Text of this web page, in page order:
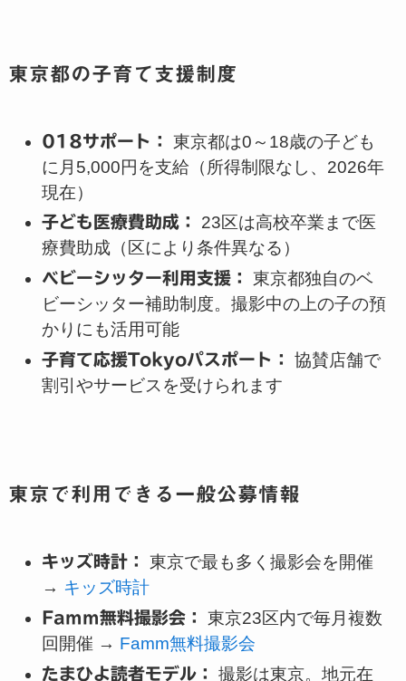
東京都の子育て支援制度
018サポート：
東京都は0～18歳の子ども
に月5,000円を支給（所得制限なし、2026年
現在）
子ども医療費助成：
23区は高校卒業まで医
療費助成（区により条件異なる）
ベビーシッター利用支援：
東京都独自のベ
ビーシッター補助制度。撮影中の上の子の預
かりにも活用可能
子育て応援Tokyoパスポート：
協賛店舗で
割引やサービスを受けられます
東京で利用できる一般公募情報
キッズ時計：
東京で最も多く撮影会を開催
→ キッズ時計
Famm無料撮影会：
東京23区内で毎月複数
回開催 → Famm無料撮影会
たまひよ読者モデル： 撮影は東京。地元在